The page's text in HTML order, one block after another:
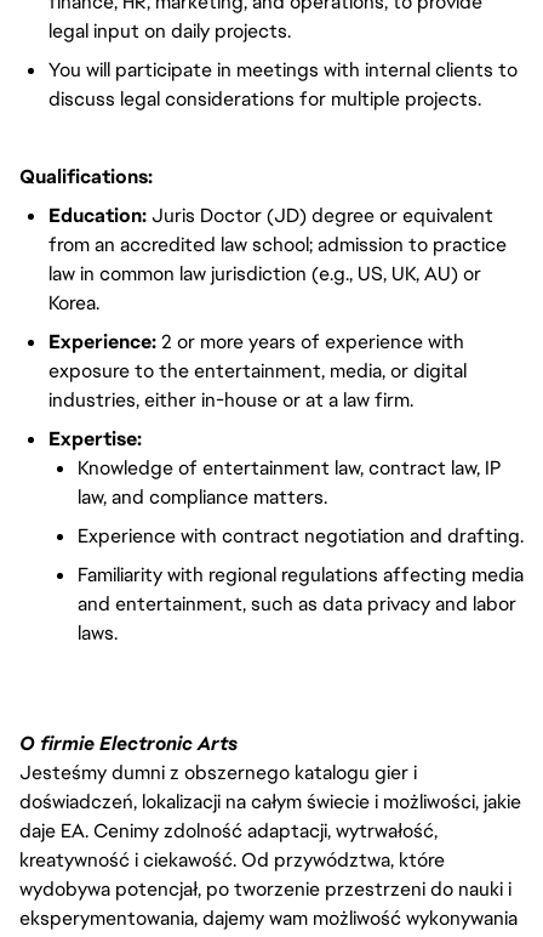
legal input on daily projects.
You will participate in meetings with internal clients to
discuss legal considerations for multiple projects.
Qualifications:
Education:Juris Doctor (JD) degree or equivalent
from an accredited law school; admission to practice
law in common law jurisdiction (e.g., US, UK, AU) or
Korea.
Experience:2 or more years of experience with
exposure to the entertainment, media, or digital
industries, either in-house or at a law firm.
Expertise:
Knowledge of entertainment law, contract law, IP
law, and compliance matters.
Experience with contract negotiation and drafting.
Familiarity with regional regulations affecting media
and entertainment, such as data privacy and labor
laws.
O firmie Electronic Arts
Jesteśmy dumni z obszernego katalogu gier i
doświadczeń, lokalizacji na całym świecie i możliwości, jakie
daje EA. Cenimy zdolność adaptacji, wytrwałość,
kreatywność i ciekawość. Od przywództwa, które
wydobywa potencjał, po tworzenie przestrzeni do nauki i
eksperymentowania, dajemy wam możliwość wykonywania